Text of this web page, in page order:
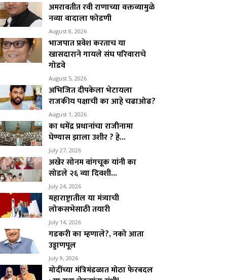
अमरावतीत रवी राणाच्या वक्तव्यामुळे
नव्या वादाला फोडणी
August 8, 2026
भाजपात प्रवेश करताच या
खासदाराने गायले संघ परिवाराचे
गोडवे
August 5, 2026
अभिजित दीपकेला भेटायला
राजकीय पक्षाची का आहे चढाओढ?
August 1, 2026
का धमेंद्र प्रधानांचा राजीनामा
घेण्यास झाला उशीर ? हे...
July 27, 2026
अखेर सोनम वांगचूक यांनी का
सोडले २६ व्या दिवशी...
July 24, 2026
महाराष्ट्रातील या मंत्र्याची
लोकसभेसाठी तयारी
July 14, 2026
गडकरी का म्हणाले?, नको आता
उड्डाणपूल
July 9, 2026
मोदींच्या मंत्रिमंडळात मोठा फेरबदल